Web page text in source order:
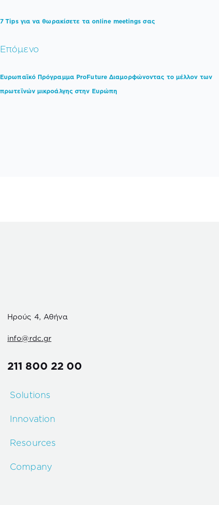
7 Tips για να θωρακίσετε τα online meetings σας
Επόμενο
Ευρωπαϊκό Πρόγραμμα ProFuture Διαμορφώνοντας το μέλλον των
πρωτεϊνών μικροάλγης στην Ευρώπη
Ηρούς 4, Αθήνα
info@rdc.gr
211 800 22 00
Solutions
Innovation
Resources
Company